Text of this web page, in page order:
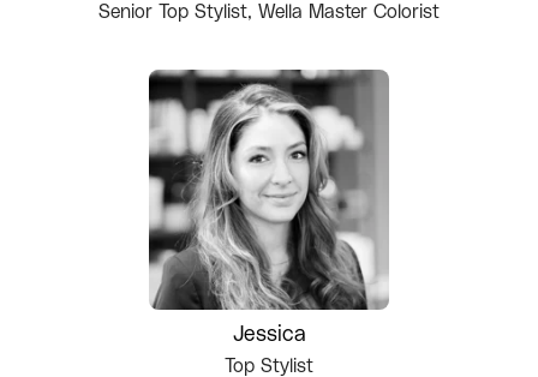
Senior Top Stylist, Wella Master Colorist
Jessica
Top Stylist